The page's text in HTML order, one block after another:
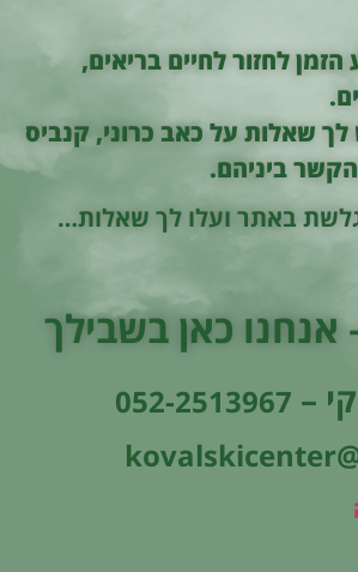
לחזור לחיים בריאים,
לך שאלות על כאב כרוני, קנביס
ביניהם.
באתר ועלו לך שאלות…
אנחנו כאן בשבילך
–
052-2513967